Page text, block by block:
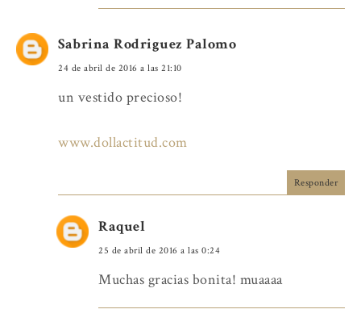
Sabrina Rodriguez Palomo
24 de abril de 2016 a las 21:10
un vestido precioso!
www.dollactitud.com
Responder
Raquel
25 de abril de 2016 a las 0:24
Muchas gracias bonita! muaaaa